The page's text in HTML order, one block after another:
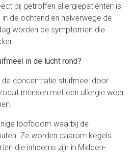
bij getroffen allergiepatiënten is
de ochtend en halverwege de
worden de symptomen die
in de lucht rond?
concentratie stuifmeel door
mensen met een allergie weer
loofboom waarbij de
Ze worden daarom kegels
die inheems zijn in Midden-